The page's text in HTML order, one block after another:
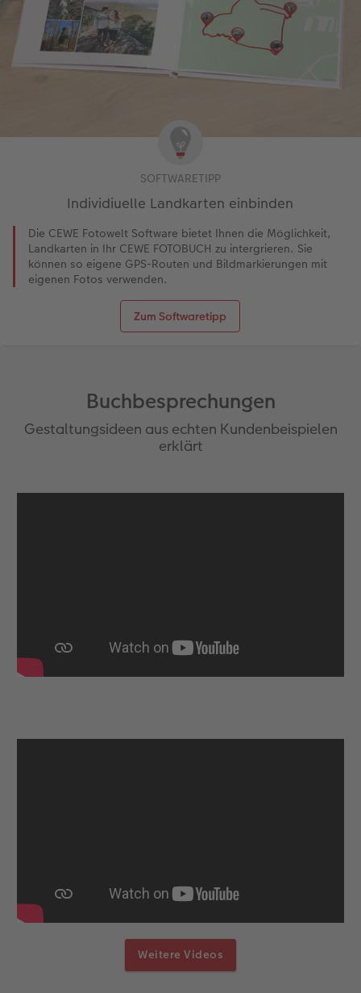
SOFTWARETIPP
Individiuelle Landkarten einbinden
Die CEWE Fotowelt Software bietet Ihnen die Möglichkeit,
Landkarten in Ihr CEWE FOTOBUCH zu intergrieren. Sie
können so eigene GPS-Routen und Bildmarkierungen mit
eigenen Fotos verwenden.
Zum Softwaretipp
Buchbesprechungen
Gestaltungsideen aus echten Kundenbeispielen
erklärt
Weitere Videos